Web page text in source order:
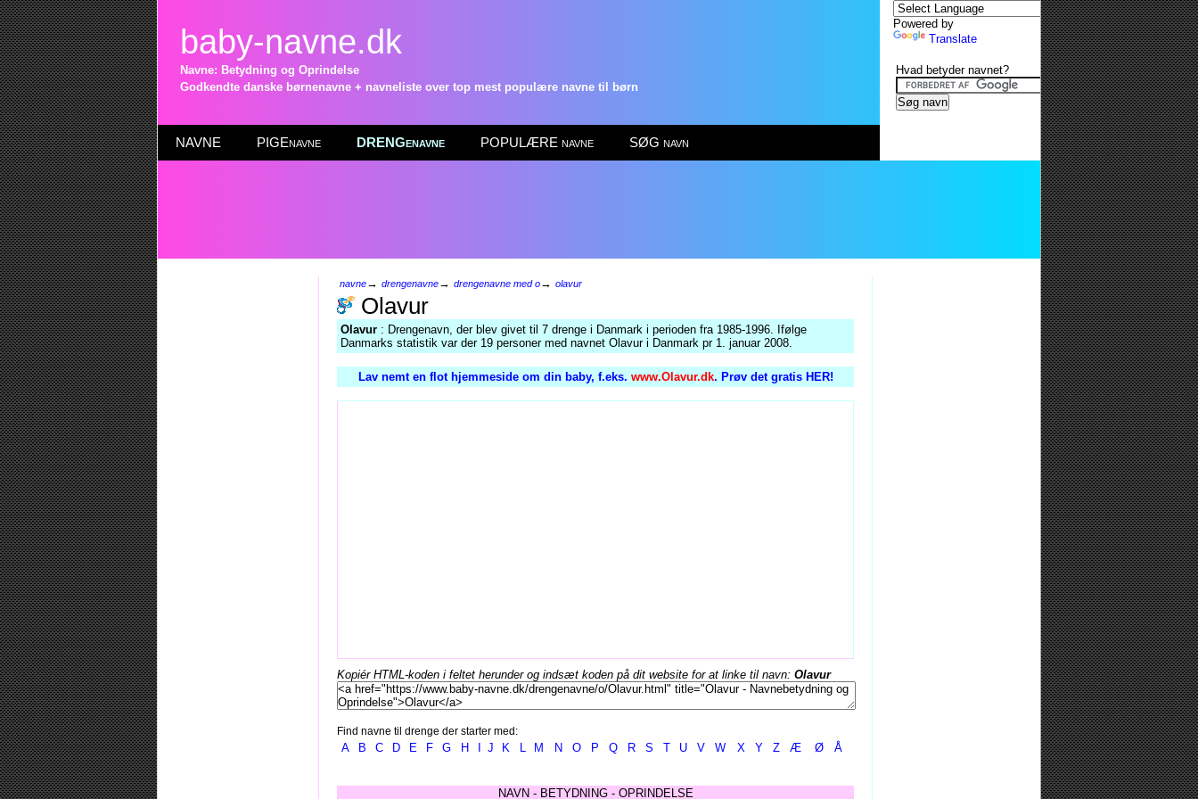
baby-navne.dk
Navne: Betydning og Oprindelse
Godkendte danske børnenavne + navneliste over top mest populære navne til børn
NAVNE PIGEnavne DRENGenavne POPULÆRE navne SØG navn
navne→ drengenavne→ drengenavne med o→ olavur
Olavur
Olavur : Drengenavn, der blev givet til 7 drenge i Danmark i perioden fra 1985-1996. Ifølge
Danmarks statistik var der 19 personer med navnet Olavur i Danmark pr 1. januar 2008.
Lav nemt en flot hjemmeside om din baby, f.eks. www.Olavur.dk. Prøv det gratis HER!
Kopiér HTML-koden i feltet herunder og indsæt koden på dit website for at linke til navn: Olavur
Find navne til drenge der starter med:
A B C D E F G H J K L M N O P Q R S T U V W X Y Z Æ Ø Å
NAVN - BETYDNING - OPRINDELSE
Powered by
Translate
Hvad betyder navnet?